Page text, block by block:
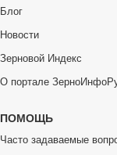
Блог
Новости
Зерновой Индекс
О портале
ПОМОЩЬ
Часто задаваемые